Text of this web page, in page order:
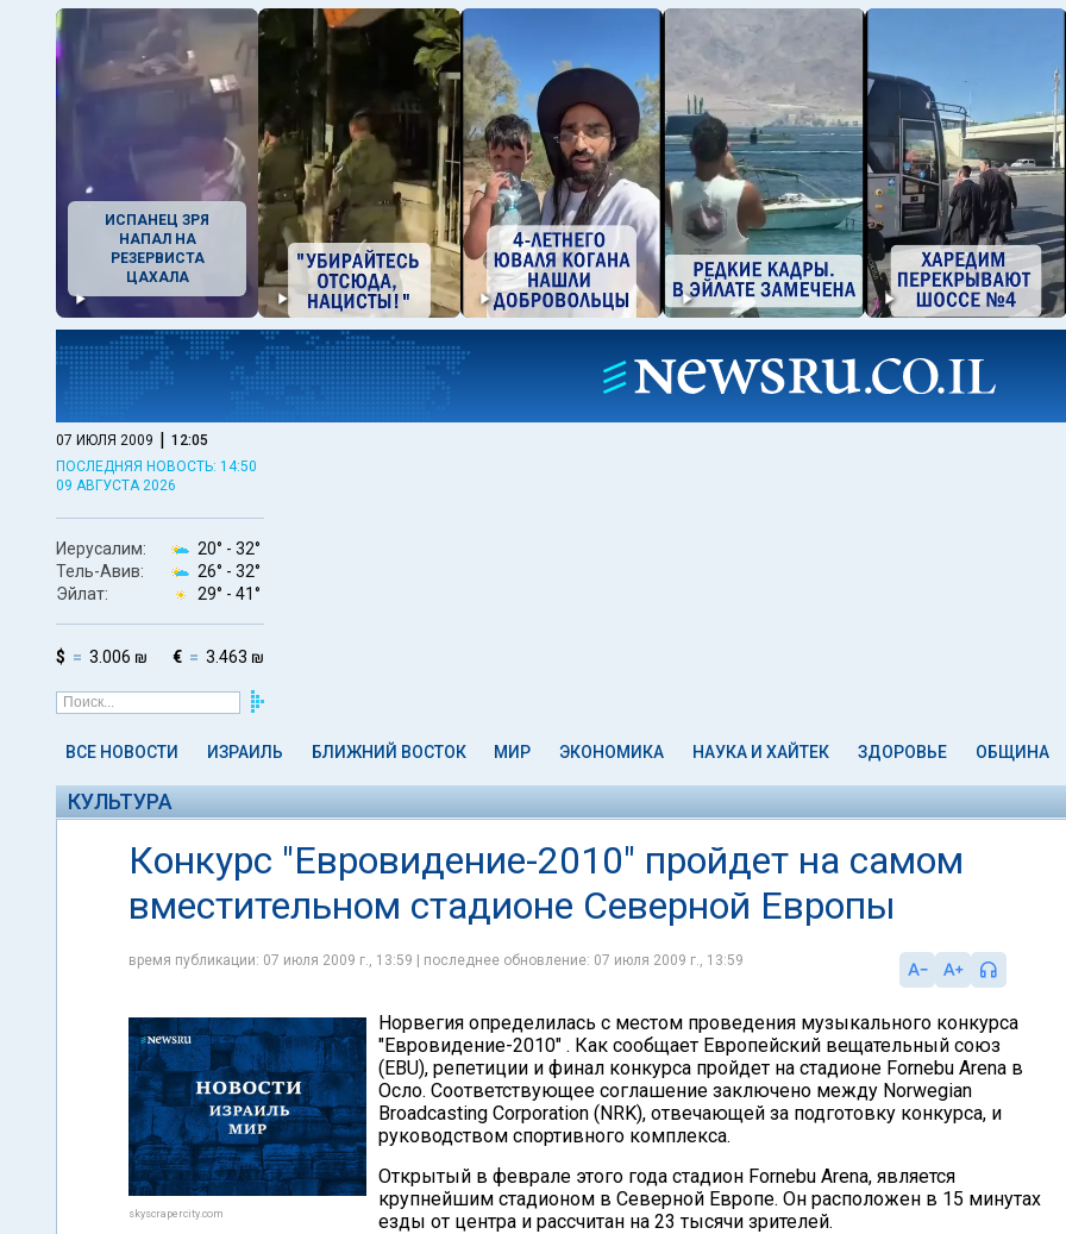
ИСПАНЕЦ ЗРЯ
НАПАЛ НА
РЕЗЕРВИСТА
ЦАХАЛА
07 ИЮЛЯ 2009 | 12:05
ПОСЛЕДНЯЯ НОВОСТЬ: 14:50
09 АВГУСТА 2026
Иерусалим: 20° - 32°
Тель-Авив:
26° - 32°
Эйлат:
29° - 41°
$ 3.006 ₪ € 3.463 ₪
ВСЕ НОВОСТИ ИЗРАИЛЬ БЛИЖНИЙ ВОСТОК МИР ЭКОНОМИКА НАУКА И ХАЙТЕК ЗДОРОВЬЕ ОБЩИНА
КУЛЬТУРА
Конкурс "Евровидение-2010" пройдет на самом
вместительном стадионе Северной Европы
время публикации: 07 июля 2009 г., 13:59 | последнее обновление: 07 июля 2009 г., 13:59
skyscrapercity.com
Норвегия определилась с местом проведения музыкального конкурса
"Евровидение-2010" . Как сообщает Европейский вещательный союз
(EBU), репетиции и финал конкурса пройдет на стадионе Fornebu Arena в
Осло. Соответствующее соглашение заключено между Norwegian
Broadcasting Corporation (NRK), отвечающей за подготовку конкурса, и
руководством спортивного комплекса.
Открытый в феврале этого года стадион Fornebu Arena, является
крупнейшим стадионом в Северной Европе. Он расположен в 15 минутах
езды от центра и рассчитан на 23 тысячи зрителей.